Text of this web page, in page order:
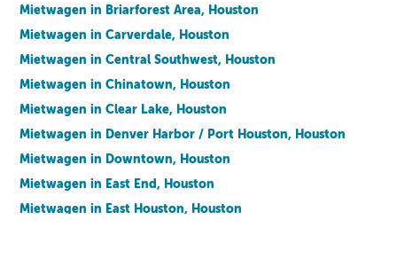
Mietwagen in Briarforest Area, Houston
Mietwagen in Carverdale, Houston
Mietwagen in Central Southwest, Houston
Mietwagen in Chinatown, Houston
Mietwagen in Clear Lake, Houston
Mietwagen in Denver Harbor / Port Houston, Houston
Mietwagen in Downtown, Houston
Mietwagen in East End, Houston
Mietwagen in East Houston, Houston